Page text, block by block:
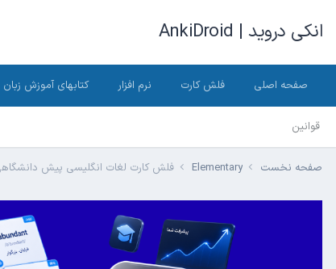
انکی دروید | AnkiDroid
صفحه اصلی فلش کارت نرم افزار کتابهای آموزش زبان
قوانین
صفحه نخست Elementary فلش کارت لغات انگلیسی پیش